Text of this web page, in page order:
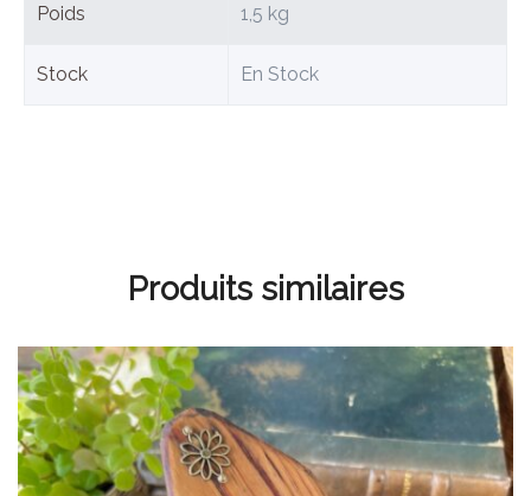
Poids 1,5 kg
Stock En Stock
Produits similaires